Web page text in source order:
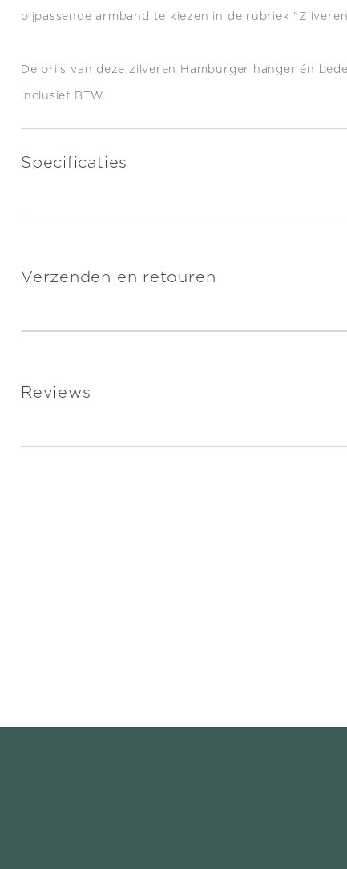
bijpassende armband te kiezen in de rubriek
De prijs van deze zilveren Hamburger hanger én
inclusief BTW.
Specificaties
Verzenden en retouren
Reviews